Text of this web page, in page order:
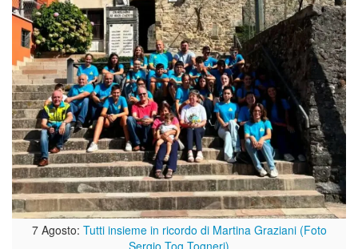
7 Agosto: Tutti insieme in ricordo di Martina Graziani (Foto
Sergio Tog Togneri)